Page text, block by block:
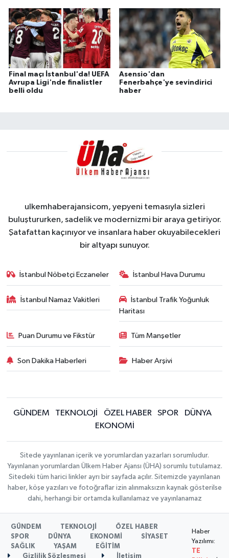
Final maçı İstanbul'da! UEFA
Avrupa Ligi'nde finalistler
belli oldu
Asensio'dan
Fenerbahçe'ye sevindirici
haber
ulkemhaberajansicom, yepyeni temasıyla sizleri
buluştururken, sadelik ve modernizmi bir araya getiriyor.
Şatafattan kaçınıyor ve insanlara haber okuyabilecekleri
bir altyapı sunuyor.
İstanbul Nöbetçi Eczaneler İstanbul Hava Durumu
İstanbul Namaz Vakitleri
İstanbul Trafik Yoğunluk
Haritası
Puan Durumu ve Fikstür Tüm Manşetler
Son Dakika Haberleri Haber Arşivi
GÜNDEM TEKNOLOJİ ÖZEL HABER SPOR
DÜNYA
EKONOMİ
Sitede yayınlanan içerik ve yorumlardan yazarları sorumludur.
Yayınlanan yorumlardan Ülkem Haber Ajansı (ÜHA) sorumlu tutulamaz.
Sitedeki tüm harici linkler ayrı bir sayfada açılır. Sitemizde yayınlanan
haber, köşe yazıları ve fotoğraflar izin alınmaksızın kaynak gösterilse
dahi, herhangi bir ortamda kullanılamaz ve yayınlanamaz
GÜNDEM TEKNOLOJİ
ÖZEL HABER
SPOR
DÜNYA EKONOMİ
SİYASET
SAĞLIK
YAŞAM
EĞİTİM
Gizlilik Sözleşmesi
İletişim
Haber
Yazılımı:
TE